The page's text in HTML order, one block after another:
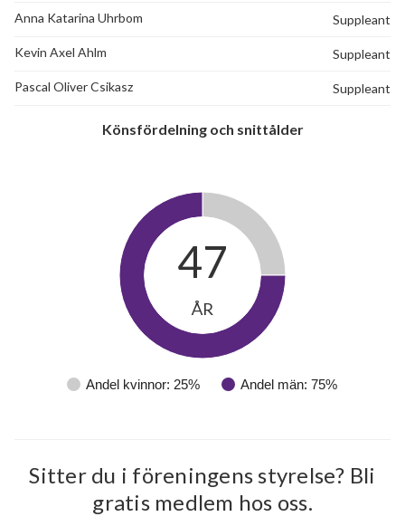
Anna Katarina Uhrbom Suppleant
Kevin Axel Ahlm Suppleant
Pascal Oliver Csikasz Suppleant
Könsfördelning och snittålder
Andel kvinnor: 25% Andel män: 75%
47
ÅR
Sitter du i föreningens styrelse? Bli
gratis medlem hos oss.